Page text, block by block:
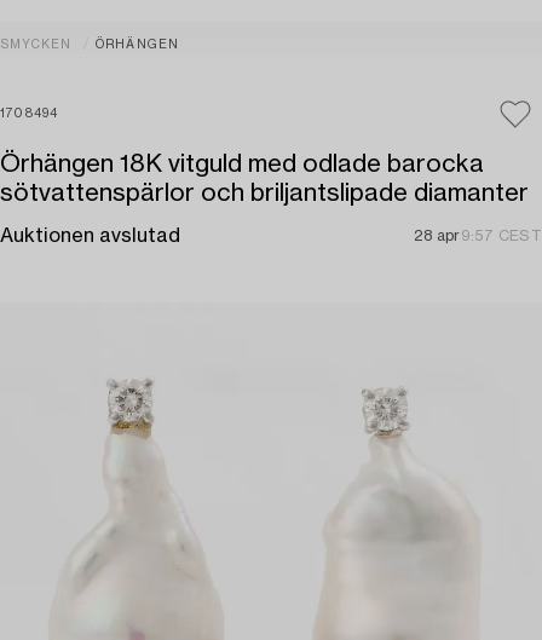
SMYCKEN ÖRHÄNGEN
1708494
Örhängen 18K vitguld med odlade barocka
sötvattenspärlor och briljantslipade diamanter
Auktionen avslutad 28 apr9:57 CEST